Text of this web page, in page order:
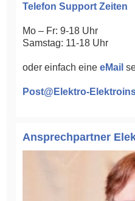
Telefon Support Zeiten
Mo – Fr: 9-18 Uhr
Samstag: 11-18 Uhr
oder einfach eine eMail
Post@Elektro-
Ansprechpartner